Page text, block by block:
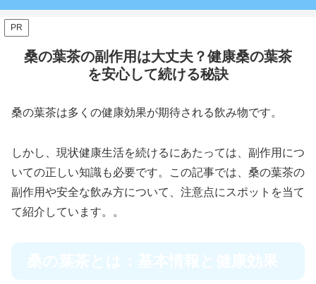
PR
桑の葉茶の副作用は大丈夫？健康桑の葉茶
を安心して続ける秘訣
桑の葉茶は多くの健康効果が期待される飲み物です。
しかし、現状健康生活を続けるにあたっては、副作用につ
いての正しい知識も必要です。この記事では、桑の葉茶の
副作用や安全な飲み方について、注意点にスポットを当て
て紹介しています。。